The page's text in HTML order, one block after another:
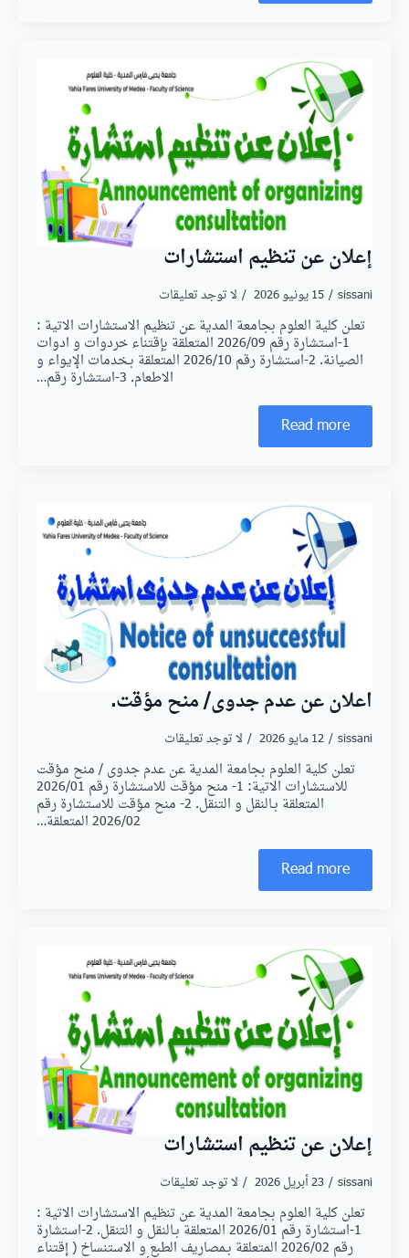
إعلان عن تنظيم استشارات
sissani 15 يونيو 2026 لا توجد تعليقات
تعلن كلية العلوم بجامعة المدية عن تنظيم الاستشارات الاتية :
1-استشارة رقم 2026/09 المتعلقة بإقتناء خردوات و ادوات
الصيانة. 2-استشارة رقم 2026/10 المتعلقة بـخدمات الإيواء و
الاطعام. 3-استشارة رقم…
Read more
اعلان عن عدم جدوى/ منح مؤقت.
sissani 12 مايو 2026 لا توجد تعليقات
تعلن كلية العلوم بجامعة المدية عن عدم جدوى / منح مؤقت
للاستشارات الاتية: 1- منح مؤقت للاستشارة رقم 2026/01
المتعلقة بـالنقل و التنقل. 2- منح مؤقت للاستشارة رقم
2026/02 المتعلقة…
Read more
إعلان عن تنظيم استشارات
sissani 23 أبريل 2026 لا توجد تعليقات
تعلن كلية العلوم بجامعة المدية عن تنظيم الاستشارات الاتية :
1-استشارة رقم 2026/01 المتعلقة بـالنقل و التنقل. 2-استشارة
رقم 2026/02 المتعلقة بـمصاريف الطبع و الاستنساخ ( إقتناء